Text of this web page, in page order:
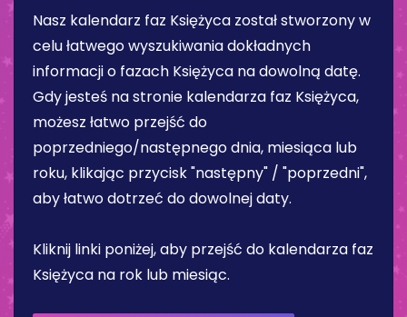
Nasz kalendarz faz Księżyca został stworzony w
celu łatwego wyszukiwania dokładnych
informacji o fazach Księżyca na dowolną datę.
Gdy jesteś na stronie kalendarza faz Księżyca,
możesz łatwo przejść do
poprzedniego/następnego dnia, miesiąca lub
roku, klikając przycisk "następny" / "poprzedni",
aby łatwo dotrzeć do dowolnej daty.
Kliknij linki poniżej, aby przejść do kalendarza faz
Księżyca na rok lub miesiąc.